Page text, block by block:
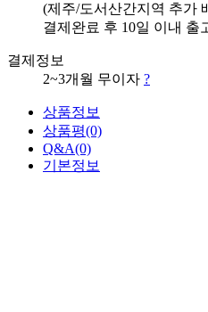
(제주/도서산간지역 추가
결제완료 후 10일 이내 출
결제정보
2~3개월 무이자 ?
상품정보
상품평(0)
Q&A(0)
기본정보